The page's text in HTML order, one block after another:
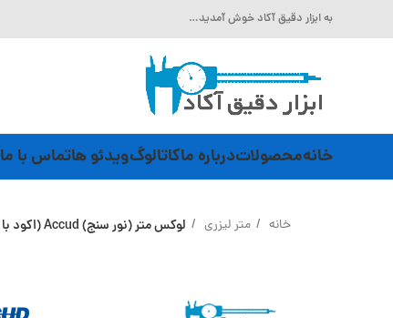
به ابزار دقیق آکاد خوش آمدید…
خانهمحصولاتدرباره ماکاتالوگویدئو هاتماس با ما
خانه متر لیزری لوکس متر (نور سنج) Accud (اکود با گارانتی شرکتی) مدل LM100